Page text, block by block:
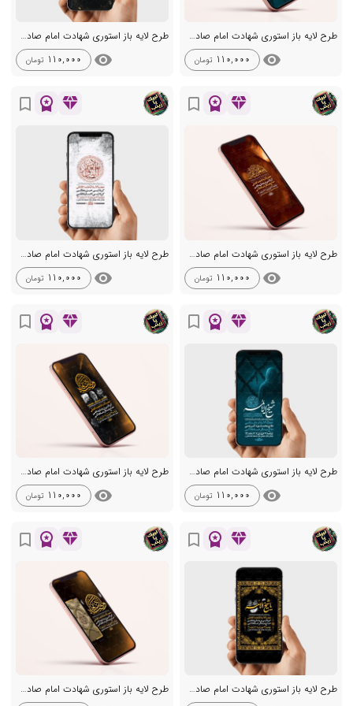
طرح لایه باز استوری شهادت امام صادق ع
visibility
110,000 تومان
طرح لایه باز استوری شهادت امام صادق ع
visibility
110,000 تومان
diamond
workspace_premium
bookmark_border
طرح لایه باز استوری شهادت امام صادق ع
visibility
110,000 تومان
diamond
workspace_premium
bookmark_border
طرح لایه باز استوری شهادت امام صادق ع
visibility
110,000 تومان
diamond
workspace_premium
bookmark_border
طرح لایه باز استوری شهادت امام صادق ع
visibility
110,000 تومان
diamond
workspace_premium
bookmark_border
طرح لایه باز استوری شهادت امام صادق ع
visibility
110,000 تومان
diamond
workspace_premium
bookmark_border
طرح لایه باز استوری شهادت امام صادق ع
diamond
workspace_premium
bookmark_border
طرح لایه باز استوری شهادت امام صادق ع